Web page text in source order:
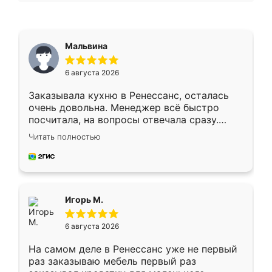
Мальвина
6 августа 2026
Заказывала кухню в Ренессанс, осталась
очень довольна. Менеджер всё быстро
посчитала, на вопросы отвечала сразу.
Замерщик приехал в субботу, подошёл к
делу со всей ответственностью. Собрали
за день, ребята работали аккуратно, даже
Читать полностью
Игорь М.
6 августа 2026
На самом деле в Ренессанс уже не первый
раз заказываю мебель первый раз